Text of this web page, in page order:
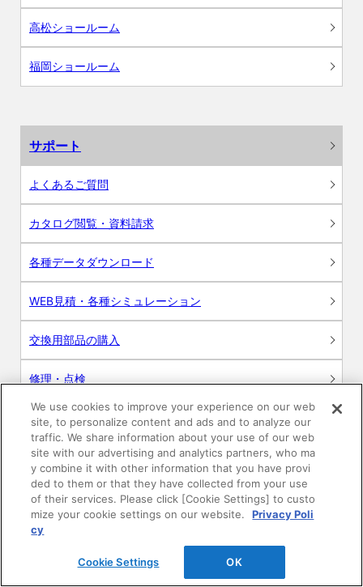
高松ショールーム
福岡ショールーム
サポート
よくあるご質問
カタログ閲覧・資料請求
各種データダウンロード
WEB見積・各種シミュレーション
交換用部品の購入
修理・点検
お問い合わせ
ログイン
建築・設計関係者様向けサイト
ユーザー登録サービス
WEB見積システム
We use cookies to improve your experience on our web
site, to personalize content and ads and to analyze our
traffic. We share information about your use of our web
site with our advertising and analytics partners, who ma
y combine it with other information that you have provi
ded to them or that they have collected from your use
of their services. Please click [Cookie Settings] to custo
mize your cookie settings on our website.
Privacy Poli
cy
Cookie Settings OK